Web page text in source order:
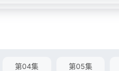
第04集 第05集